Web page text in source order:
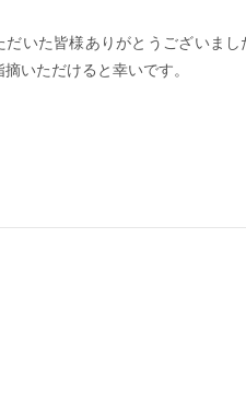
だいた皆様ありがとうございま
摘いただけると幸いです。